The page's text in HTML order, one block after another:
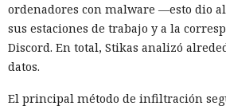
ordenadores con malware —esto dio
sus estaciones de trabajo y a la
Discord. En total, Stikas analizó
datos.
El principal método de infiltración